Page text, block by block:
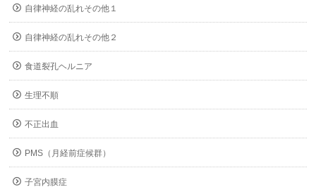
自律神経の乱れその他１
自律神経の乱れその他２
食道裂孔ヘルニア
生理不順
不正出血
PMS（月経前症候群）
子宮内膜症